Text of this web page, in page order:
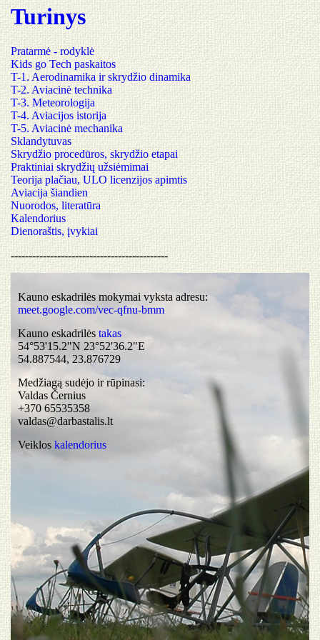
Turinys
Pratarmė - rodyklė
Kids go Tech paskaitos
T-1. Aerodinamika ir skrydžio dinamika
T-2. Aviacinė technika
T-3. Meteorologija
T-4. Aviacijos istorija
T-5. Aviacinė mechanika
Sklandytuvas
Skrydžio procedūros, skrydžio etapai
Praktiniai skrydžių užsiėmimai
Teorija plačiau, ULO licenzijos apimtis
Aviacija šiandien
Nuorodos, literatūra
Kalendorius
Dienoraštis, įvykiai
--------------------------------------------
Kauno eskadrilės mokymai vyksta adresu:
meet.google.com/vec-qfnu-bmm
Kauno eskadrilės takas
54°53'15.2"N 23°52'36.2"E
54.887544, 23.876729
Medžiagą sudėjo ir rūpinasi:
Valdas Černius
+370 65535358
valdas@darbastalis.lt
Veiklos kalendorius